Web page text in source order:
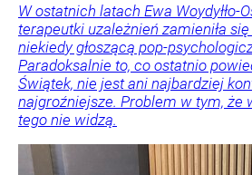
W ostatnich latach Ewa Woydyłło-
terapeutki uzależnień zamieniła
niekiedy głoszącą pop-
Paradoksalnie to, co ostatnio
Świątek, nie jest ani najbardziej
najgroźniejsze. Problem w tym, że
tego nie widzą.